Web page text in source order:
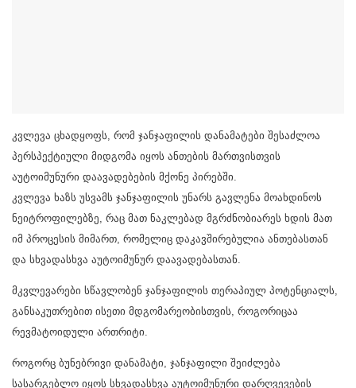
კვლევა ცხადყოფს, რომ ჯანჯაფილის დანამატები შესაძლოა
პერსპექტიული მიდგომა იყოს ანთების მართვისთვის
აუტოიმუნური დაავადებების მქონე პირებში.
კვლევა ხაზს უსვამს ჯანჯაფილის უნარს გავლენა მოახდინოს
ნეიტროფილებზე, რაც მათ ნაკლებად მგრძნობიარეს ხდის მათ
იმ პროცესის მიმართ, რომელიც დაკავშირებულია ანთებასთან
და სხვადასხვა აუტოიმუნურ დაავადებასთან.
მკვლევარები სწავლობენ ჯანჯაფილის თერაპიულ პოტენციალს,
განსაკუთრებით ისეთი მდგომარეობისთვის, როგორიცაა
რევმატოიდული ართრიტი.
როგორც ბუნებრივი დანამატი, ჯანჯაფილი შეიძლება
სასარგებლო იყოს სხვადასხვა აუტოიმუნური დარღვევების